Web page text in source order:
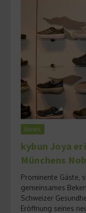
News
kybun Joya
Münchens
Prominente Gäste,
gemeinsames
Schweizer
Eröffnung seines